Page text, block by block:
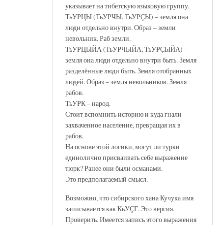
указывает на тибетскую языковую группу.
ТьУРЦЫ (ТьУРЧЫ, ТьУРҪЫ) – земля она
люди отдельно внутри. Образ – земли
невольник. Раб земли.
ТьУРЦЫЙА (ТьУРЧЫЙА, ТьУРҪЫЙА) –
земля она люди отдельно внутри быть. Земля
разделённые люди быть. Земля отобранных
людей. Образ – земля невольников. Земля
рабов.
ТьУРК – народ.
Стоит вспомнить историю и куда гнали
захваченное население, превращая их в
рабов.
На основе этой логики, могут ли турки
единолично присваивать себе выражение
тюрк? Ранее они были османами.
Это предполагаемый смысл.
Возможно, что сибирского хана Кучука имя
записывается как КьУҪГ. Это версия.
Проверить. Имеется запись этого выражения